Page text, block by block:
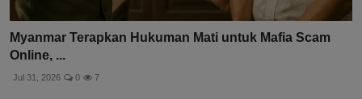
Myanmar Terapkan Hukuman Mati untuk Mafia Scam
Online, ...
Jul 31, 2026 0 7